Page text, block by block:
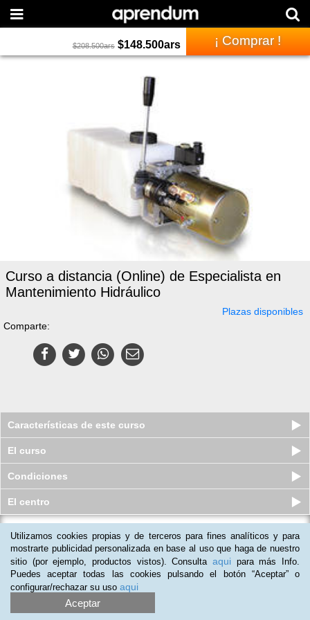
$208.500ars $148.500ars ¡ Comprar !
Curso a distancia (Online) de Especialista en
Mantenimiento Hidráulico
Plazas disponibles
Comparte:
Características de este curso
El curso
Condiciones
El centro
Curso a distancia (Online) de
Museología y Gestión Cultural
Plazas disponibles
$88.500 ars $88.500ars
Utilizamos cookies propias y de terceros para fines analíticos y para
mostrarte publicidad personalizada en base al uso que haga de nuestro
sitio (por ejemplo, productos vistos). Consulta aqui para más Info.
Puedes aceptar todas las cookies pulsando el botón “Aceptar” o
configurar/rechazar su uso aqui
Aceptar